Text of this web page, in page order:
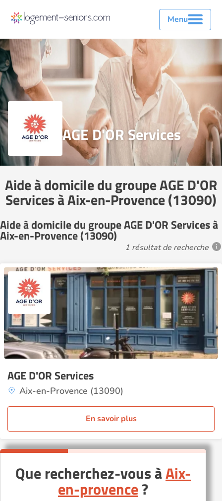
Menu
AGE D'OR Services
Aide à domicile du groupe AGE D'OR
Services à Aix-en-Provence (13090)
Aide à domicile du groupe AGE D'OR Services à
Aix-en-Provence (13090)
1 résultat de recherche
AGE D'OR Services
Aix-en-Provence (13090)
En savoir plus
Que recherchez-vous àAix-
en-provence?